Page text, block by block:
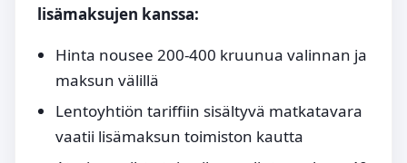
lisämaksujen kanssa:
Hinta nousee 200-400 kruunua valinnan ja
maksun välillä
Lentoyhtiön tariffiin sisältyvä matkatavara
vaatii lisämaksun toimiston kautta